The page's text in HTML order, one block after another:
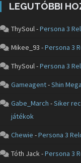
LEGUTÓBBI
ThySoul-Persona 3
Mikee_93 -Persona 3
ThySoul-Persona 3
Gameagent-Shin
Gabe_March -Siker
játékok
Chewie -Persona 3
Tóth Jack-Persona 3